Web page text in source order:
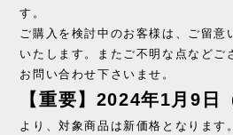
す。
ご購入を検討中のお客様は、ご留意
いたします。またご不明な点などご
お問い合わせ下さいませ。
【重要】2024年1月9日
より、対象商品は新価格となります。